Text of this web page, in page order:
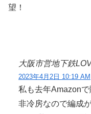
望！
大阪市営地下鉄
2023年4月2日 10:19 AM
私も去年Amazon
非冷房なので編成